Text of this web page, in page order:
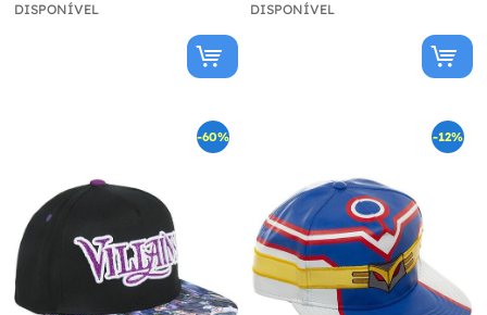
DISPONÍVEL DISPONÍVEL
-60% -12%